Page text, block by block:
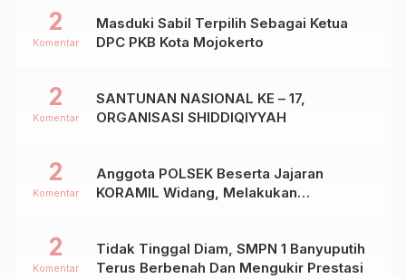
Masduki Sabil Terpilih Sebagai Ketua
DPC PKB Kota Mojokerto
2
Komentar
SANTUNAN NASIONAL KE – 17,
ORGANISASI SHIDDIQIYYAH
2
Komentar
Anggota POLSEK Beserta Jajaran
KORAMIL Widang, Melakukan
Kab.TUBAN
2
Komentar
Tidak Tinggal Diam, SMPN 1 Banyuputih
Terus Berbenah Dan Mengukir Prestasi
2
Komentar